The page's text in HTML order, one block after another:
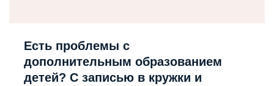
Есть проблемы с
дополнительным образованием
детей? С записью в кружки и